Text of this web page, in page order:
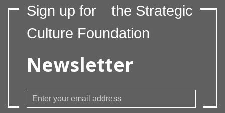
Sign up for
the Strategic
Culture Foundation
Newsletter